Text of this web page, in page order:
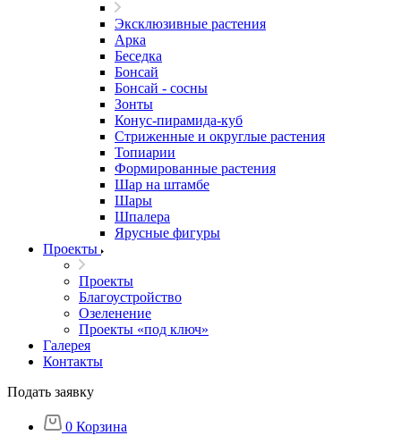
Эксклюзивные растения
Арка
Беседка
Бонсай
Бонсай - сосны
Зонты
Конус-пирамида-куб
Стриженные и округлые растения
Топиарии
Формированные растения
Шар на штамбе
Шары
Шпалера
Ярусные фигуры
Проекты
Проекты
Благоустройство
Озеленение
Проекты «под ключ»
Галерея
Контакты
Подать заявку
0 Корзина